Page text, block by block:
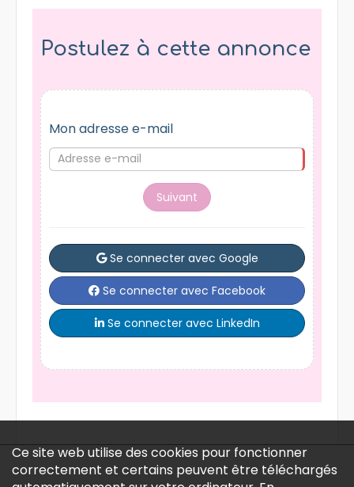
Postulez à cette annonce
Mon adresse e-mail
Suivant
Se connecter avec Google
Se connecter avec Facebook
Se connecter avec LinkedIn
Ce site web utilise des cookies pour fonctionner
correctement et certains peuvent être téléchargés